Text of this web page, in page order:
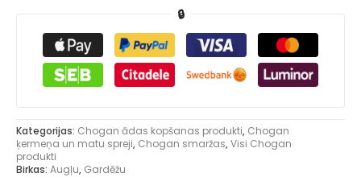
🔒
Kategorijas: Chogan ādas kopšanas produkti, Chogan
ķermeņa un matu spreji, Chogan smaržas,Visi Chogan
produkti
Birkas: Augļu, Gardēžu